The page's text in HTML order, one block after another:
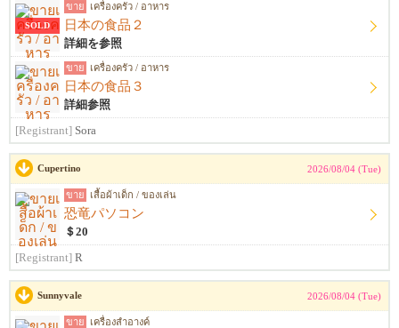
SOLD
ขาย เครื่องครัว / อาหาร
日本の食品２
詳細を参照
ขาย เครื่องครัว / อาหาร
日本の食品３
詳細参照
[Registrant] Sora
Cupertino 2026/08/04 (Tue)
ขาย เสื้อผ้าเด็ก / ของเล่น
恐竜パソコン
＄20
[Registrant] R
Sunnyvale 2026/08/04 (Tue)
ขาย เครื่องสำอางค์